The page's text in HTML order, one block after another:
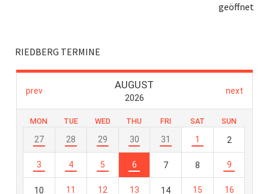
geöffnet
RIEDBERG TERMINE